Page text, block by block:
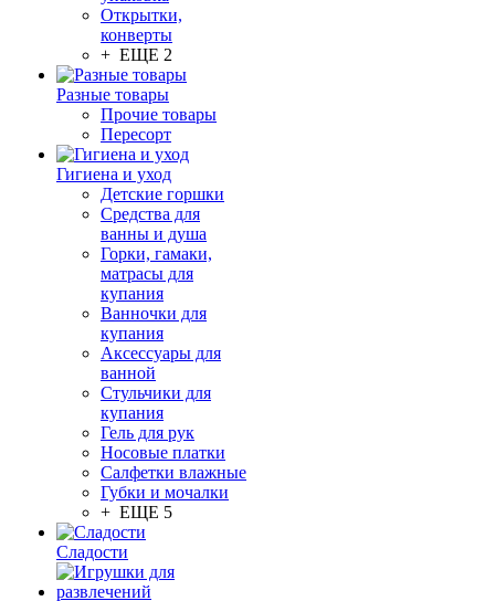
Открытки,
конверты
+ ЕЩЕ 2
Разные товары
Прочие товары
Пересорт
Гигиена и уход
Детские горшки
Средства для
ванны и душа
Горки, гамаки,
матрасы для
купания
Ванночки для
купания
Аксессуары для
ванной
Стульчики для
купания
Гель для рук
Носовые платки
Салфетки влажные
Губки и мочалки
+ ЕЩЕ 5
Сладости